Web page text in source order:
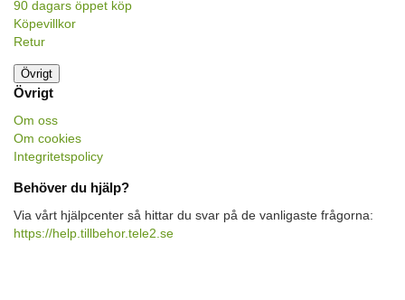
90 dagars öppet köp
Köpevillkor
Retur
Övrigt
Övrigt
Om oss
Om cookies
Integritetspolicy
Behöver du hjälp?
Via vårt hjälpcenter så hittar du svar på de vanligaste frågorna:
https://help.tillbehor.tele2.se